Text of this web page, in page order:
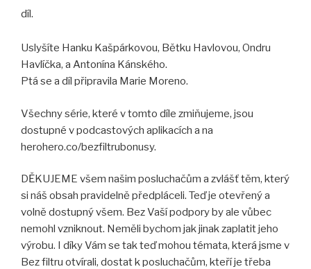
díl.
Uslyšíte Hanku Kašpárkovou, Bětku Havlovou, Ondru
Havlíčka, a Antonína Kánského.
Ptá se a díl připravila Marie Moreno.
Všechny série, které v tomto díle zmiňujeme, jsou
dostupné v podcastových aplikacích a na
herohero.co/bezfiltrubonusy.
DĚKUJEME všem našim posluchačům a zvlášť těm, který
si náš obsah pravidelně předpláceli. Teď je otevřený a
volně dostupný všem. Bez Vaší podpory by ale vůbec
nemohl vzniknout. Neměli bychom jak jinak zaplatit jeho
výrobu. I díky Vám se tak teď mohou témata, která jsme v
Bez filtru otvírali, dostat k posluchačům, kteří je třeba